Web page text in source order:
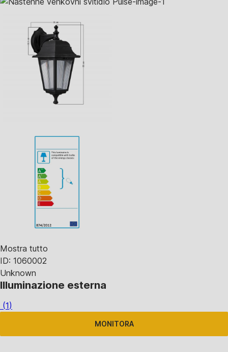
Mostra tutto
ID: 1060002
Unknown
Illuminazione esterna
(1)
MONITORA